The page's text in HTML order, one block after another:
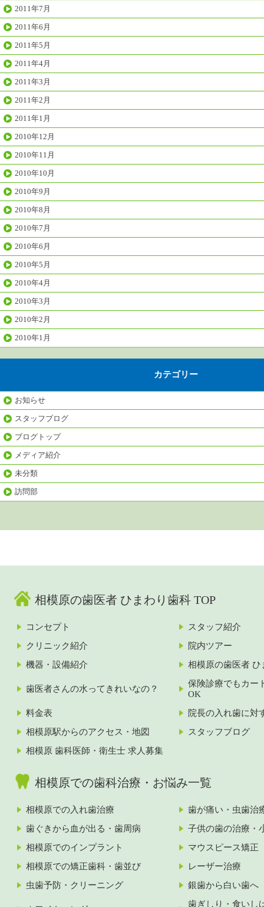
2011年7月
2011年6月
2011年5月
2011年4月
2011年3月
2011年2月
2011年1月
2010年12月
2010年11月
2010年10月
2010年9月
2010年8月
2010年7月
2010年6月
2010年5月
2010年4月
2010年3月
2010年2月
2010年1月
カテゴリー
お知らせ
スタッフブログ
ブログトップ
メディア紹介
未分類
訪問部
相模原の歯医者 ひまわり歯科 TOP
コンセプト
スタッフ紹介
クリニック紹介
院内ツアー
機器・設備紹介
相模原の歯医者 ひ
歯医者さんの水ってきれいなの？
保険診療でもカー
OK
料金表
院長の入れ歯に対
相模原駅からのアクセス・地図
スタッフブログ
相模原 歯科医師・衛生士 求人募集
相模原での歯科治療・お悩み一覧
相模原での入れ歯治療
歯が痛い・虫歯治
歯ぐきから血が出る・歯周病
子供の歯の治療・
相模原でのインプラント
マウスピース矯正
相模原での矯正歯科・歯並び
レーザー治療
虫歯予防・クリーニング
銀歯から白い歯へ
歯ぎしり・食いし